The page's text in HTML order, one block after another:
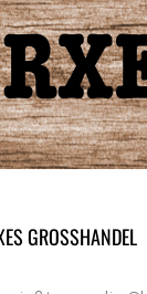
GROSSHANDEL